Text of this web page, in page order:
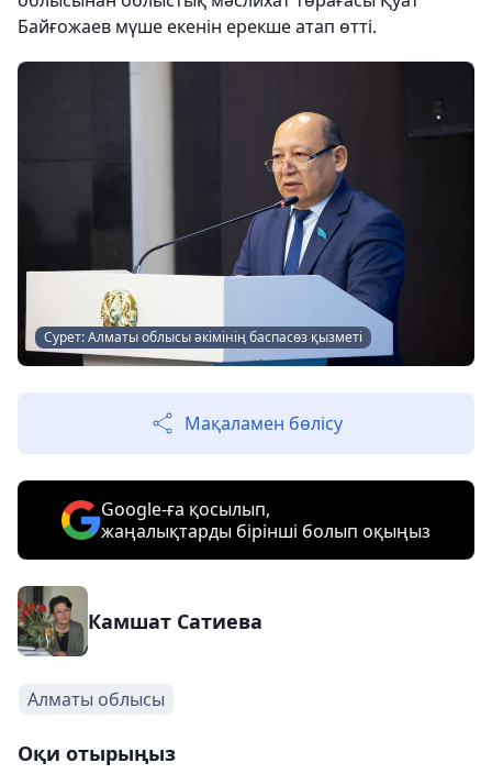
Байғожаев мүше екенін ерекше атап өтті.
Сурет: Алматы облысы әкімінің баспасөз қызметі
Мақаламен бөлісу
Google-ға қосылып,
жаңалықтарды бірінші болып оқыңыз
Камшат Сатиева
Алматы облысы
Оқи отырыңыз